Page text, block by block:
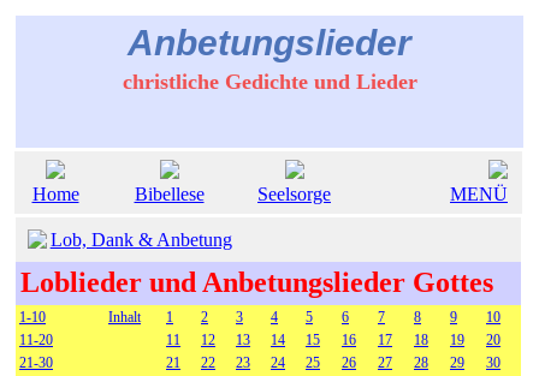
Anbetungslieder
christliche Gedichte und Lieder
Home Bibellese Seelsorge MENÜ
Lob, Dank & Anbetung
Loblieder und Anbetungslieder Gottes
1-10 Inhalt 1 2 3 4 5 6 7 8 9
10
11-20
11 12 13 14 15 16 17 18 19
20
21-30
21 22 23 24 25 26 27 28 29
30